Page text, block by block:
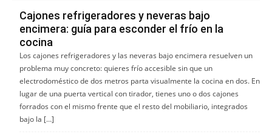
Cajones refrigeradores y neveras bajo
encimera: guía para esconder el frío en la
cocina
Los cajones refrigeradores y las neveras bajo encimera resuelven un
problema muy concreto: quieres frío accesible sin que un
electrodoméstico de dos metros parta visualmente la cocina en dos. En
lugar de una puerta vertical con tirador, tienes uno o dos cajones
forrados con el mismo frente que el resto del mobiliario, integrados
bajo la […]